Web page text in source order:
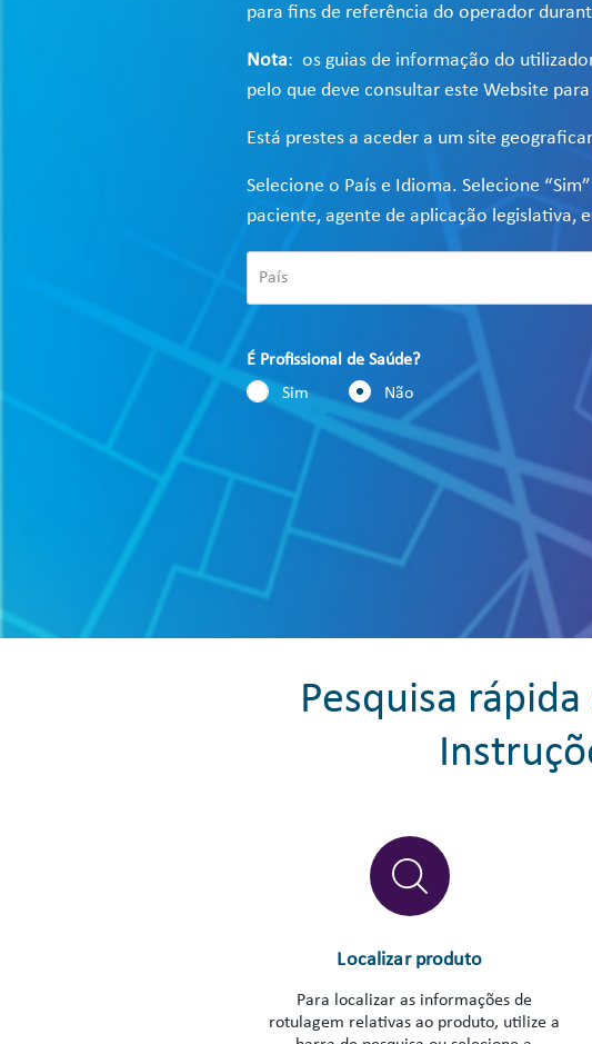
para fins de referência do operador
Nota: os guias de informação do
pelo que deve consultar este Website
Está prestes a aceder a um site
Selecione o País e Idioma. Selecione
paciente, agente de aplicação legislativa,
É Profissional de Saúde?
Sim
Não
Pesquisa
Localizar produto
Para localizar as informações de
rotulagem relativas ao produto, utilize a